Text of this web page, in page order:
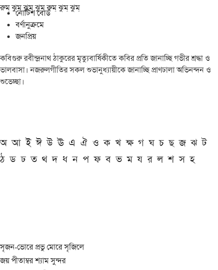
রুম্ ঝুম্ ঝুম্ ঝুম্ রুম্ ঝুম্ ঝুম্
নোটিশ বোর্ড
বর্ণানুক্রমে
জনপ্রিয়
কবিগুরু রবীন্দ্রনাথ ঠাকুরের মৃত্যুবার্ষিকীতে কবির প্রতি জানাচ্ছি গভীর শ্রদ্ধা ও
ভালবাসা। নজরুলগীতির সকল শুভানুধ্যায়ীকে জানাচ্ছি প্রাণঢালা অভিনন্দন ও
শুভেচ্ছা।
অ আ ই ঈ উ ঊ এ ঐ ও ক খ ক্ষ গ ঘ চ ছ জ ঝ ট
ঠ ড ঢ ত থ দ ধ ন প ফ ব ভ ম য র ল শ স হ
সৃজন-ভোরে প্রভু মোরে সৃজিলে
জয় পীতাম্বর শ্যাম সুন্দর